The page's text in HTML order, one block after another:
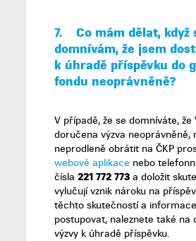
7. Co mám dělat, když
domnívám, že jsem
k úhradě příspěvku do
fondu neoprávněně?
V případě, že se domníváte, že
doručena výzva neoprávněně,
neprodleně obrátit na ČKP
webové aplikace nebo
čísla 221 772 773a doložit
vylučují vznik nároku na
těchto skutečností a
postupovat, naleznete také na
výzvy k úhradě příspěvku.